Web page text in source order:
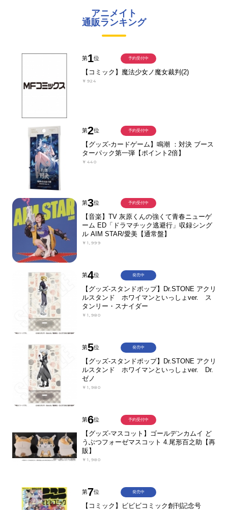
アニメイト
通販ランキング
第1位
【コミック】魔法少女ノ魔女裁判(2)
￥924
予約受付中
第2位
【グッズ-カードゲーム】鳴潮 ：対決 ブース
ターパック第一弾【ポイント2倍】
￥440
予約受付中
第3位
【音楽】TV 灰原くんの強くて青春ニューゲ
ーム ED「ドラマチック逃避行」収録シング
ル AIM STAR/愛美【通常盤】
￥1,999
予約受付中
第4位
【グッズ-スタンドポップ】Dr.STONE アクリ
ルスタンド ホワイマンといっしょver. ス
タンリー・スナイダー
￥1,980
発売中
第5位
【グッズ-スタンドポップ】Dr.STONE アクリ
ルスタンド ホワイマンといっしょver. Dr.
ゼノ
￥1,980
発売中
第6位
【グッズ-マスコット】ゴールデンカムイ ど
うぶつフォーゼマスコット 4.尾形百之助【再
販】
￥1,980
予約受付中
第7位
【コミック】ビビビコミック創刊記念号
発売中